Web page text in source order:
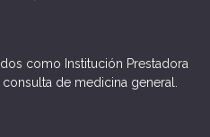
como Institución Prestadora
de medicina general.